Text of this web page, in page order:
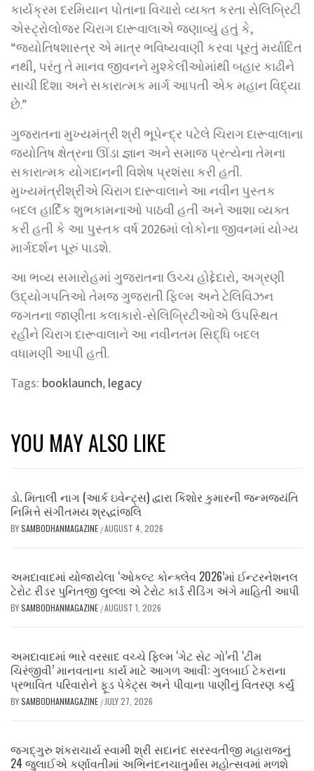
કાર્યક્રમ દરમિયાન પોતાના વિચારો વ્યક્ત કરતા સેલિબ્રિટી
એસ્ટ્રોલોજર ચિરાગ દારૂવાલાએ જણાવ્યું હતું કે,
“જ્યોતિષશાસ્ત્ર એ માત્ર ભવિષ્યવાણી કરવા પૂરતું મર્યાદિત
નથી, પરંતુ તે માનવ જીવનને મુશ્કેલીઓમાંથી બહાર કાઢીને
સાચી દિશા અને સકારાત્મક માર્ગ આપતી એક મહાન વિદ્યા
છે.”
ગુજરાતના મુખ્યમંત્રી શ્રી ભૂપેન્દ્ર પટેલે ચિરાગ દારૂવાલાના
જ્યોતિષ ક્ષેત્રના ઊંડા જ્ઞાન અને સમાજ પ્રત્યેના તેમના
સકારાત્મક યોગદાનની વિશેષ પ્રશંસા કરી હતી.
મુખ્યમંત્રીશ્રીએ ચિરાગ દારૂવાલાને આ નવીન પુસ્તક
બદલ હાર્દિક શુભકામનાઓ પાઠવી હતી અને આશા વ્યક્ત
કરી હતી કે આ પુસ્તક વર્ષ 2026માં લોકોના જીવનમાં યોગ્ય
માર્ગદર્શન પૂરું પાડશે.
આ ભવ્ય સમારોહમાં ગુજરાતના ઉચ્ચ હોદ્દેદારો, અગ્રણી
ઉદ્યોગપતિઓ તેમજ ગુજરાતી ફિલ્મ અને ટેલિવિઝન
જગતના જાણીતા કલાકારો-સેલિબ્રિટીઓએ ઉપસ્થિત
રહીને ચિરાગ દારૂવાલાને આ નવીનતમ સિદ્ધિ બદલ
વધામણી આપી હતી.
Tags: booklaunch, legacy
YOU MAY ALSO LIKE
ડો. મિતાલી નાગ (આર્ક ઇવેન્ટ્સ) દ્વારા કિશોર કુમારની જન્મજયંતિ
નિમિત્તે સંગીતમય શ્રદ્ધાંજલિ
BYSAMBODHANMAGAZINE /AUGUST 4, 2026
અમદાવાદમાં યોજાયેલા ‘ઓકલ્ટ કોન્ક્લેવ 2026’માં ઈન્ટરનેશનલ
ટેરોટ રીડર પુનિતજી લુલ્લા એ ટેરોટ કાર્ડ રીડિંગ અંગે માહિતી આપી
BYSAMBODHANMAGAZINE /AUGUST 1, 2026
અમદાવાદમાં ભારે વરસાદ વચ્ચે ફિલ્મ ‘ગેટ સેટ ગો’ની ‘ટીમ
ચિરંજીવી’ માનવતાના કાર્ય માટે આગળ આવી: ગુલબાઈ ટેકરાના
પ્રભાવિત પરિવારોને ફૂડ પેકેટ્સ અને પીવાના પાણીનું વિતરણ કર્યું
BYSAMBODHANMAGAZINE / JULY 27, 2026
જગદ્ગુરુ શંકરાચાર્ય સ્વામી શ્રી સદાનંદ સરસ્વતીજી મહારાજનું
24 જુલાઈએ કર્ણાવતીમાં અભિનંદનચાતુર્માસ મહોત્સવમાં મળશે